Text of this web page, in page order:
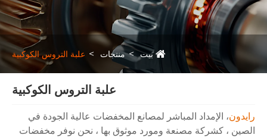
بيت منتجات علبة التروس الكوكبية
علبة التروس الكوكبية
رايدون، الإمداد المباشر لمصانع المخفضات عالية الجودة في
الصين ، كشركة مصنعة ومورد موثوق بها ، نحن نوفر مخفضات